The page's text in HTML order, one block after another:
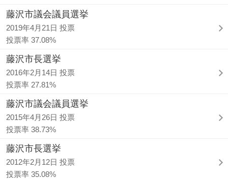
藤沢市議会議員選挙
2019年4月21日 投票
投票率 37.08%
藤沢市長選挙
2016年2月14日 投票
投票率 27.81%
藤沢市議会議員選挙
2015年4月26日 投票
投票率 38.73%
藤沢市長選挙
2012年2月12日 投票
投票率 35.08%